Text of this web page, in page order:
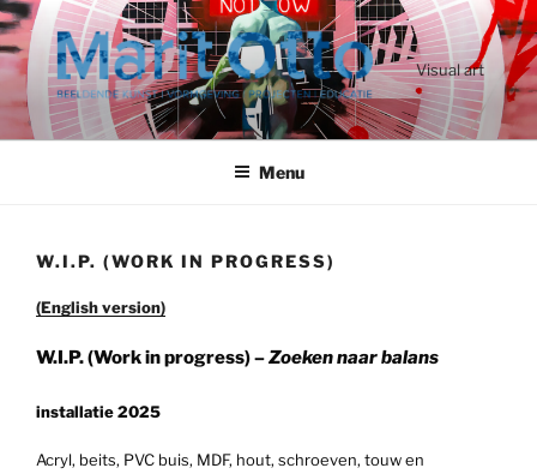
Ga
naar
de
inhoud
Visual art
Menu
W.I.P. (WORK IN PROGRESS)
(English version)
W.I.P. (Work in progress) –Zoeken naar balans
installatie 2025
Acryl, beits, PVC buis, MDF, hout, schroeven, touw en